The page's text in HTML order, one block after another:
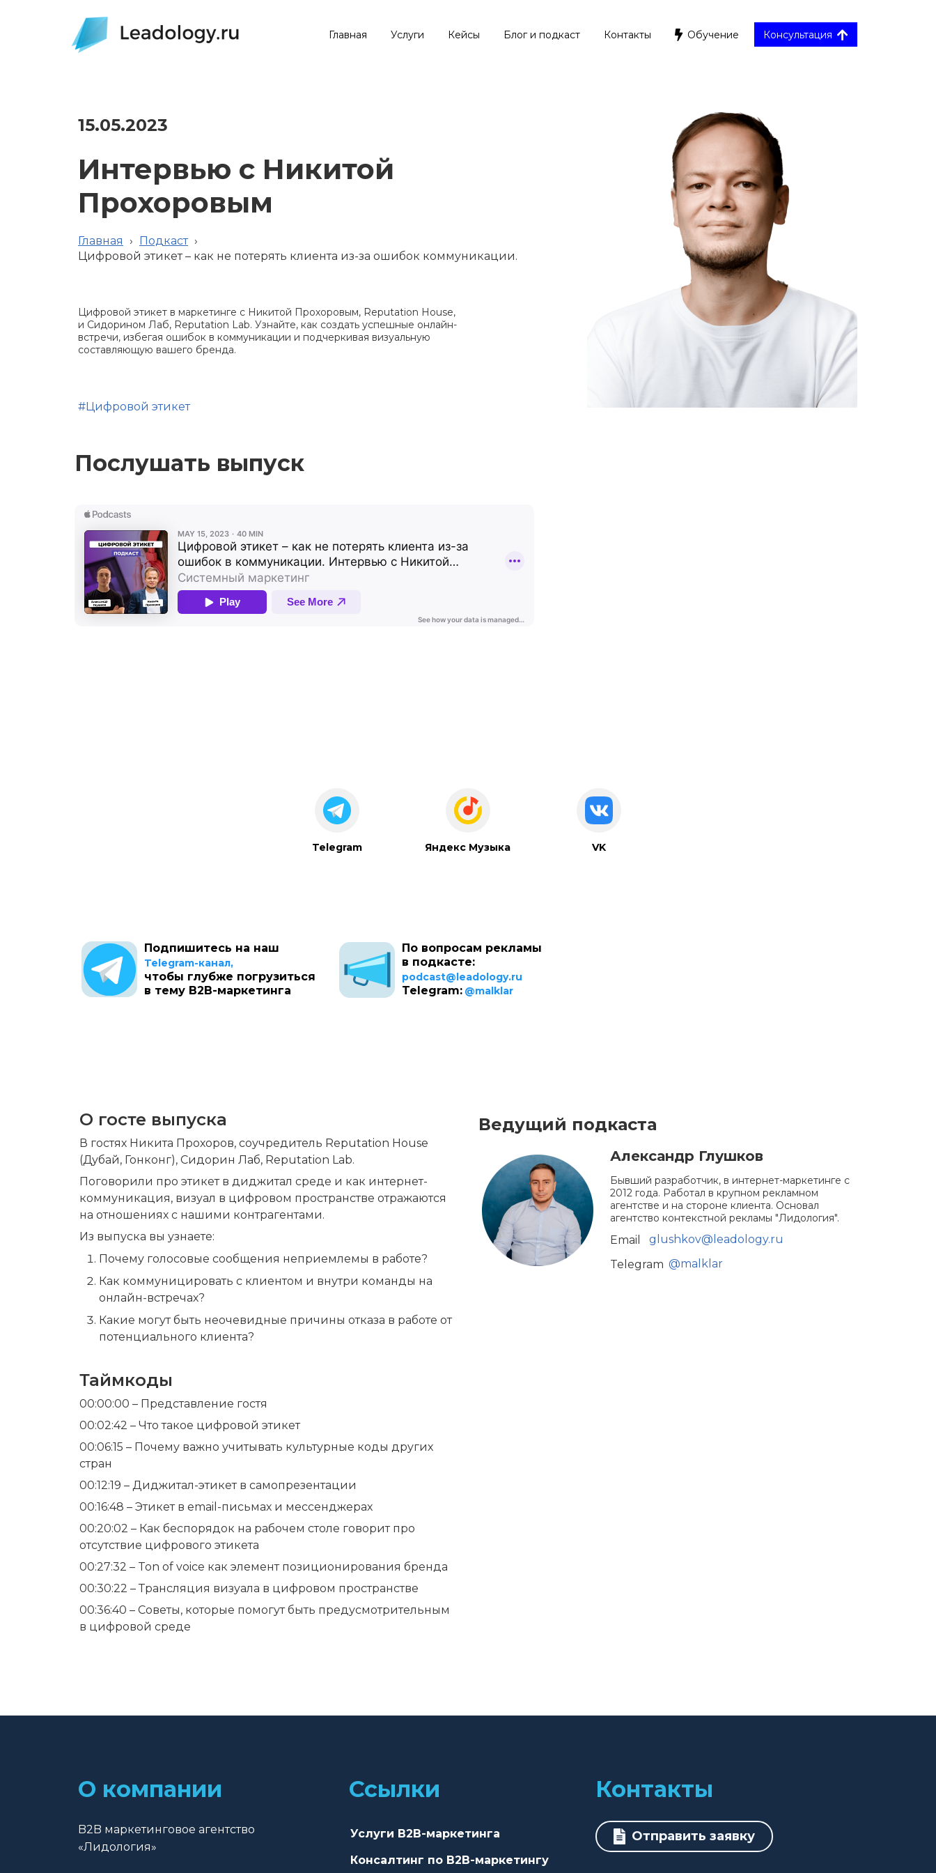
Главная Услуги Кейсы Блог и подкаст Контакты Обучение Консультация
15.05.2023
Интервью с Никитой
Прохоровым
Главная › Подкаст ›
Цифровой этикет – как не потерять клиента из-за ошибок коммуникации.
Цифровой этикет в маркетинге с Никитой Прохоровым, Reputation House,
и Cидорином Лаб, Reputation Lab. Узнайте, как создать успешные онлайн-
встречи, избегая ошибок в коммуникации и подчеркивая визуальную
составляющую вашего бренда.
#Цифровой этикет
Послушать выпуск
Telegram Яндекс Музыка VK
Подпишитесь на наш
Telegram-канал,
чтобы глубже погрузиться
в тему B2B-маркетинга
По вопросам рекламы
в подкасте:
podcast@leadology.ru
Telegram: @malklar
О госте выпуска
В гостях Никита Прохоров, соучредитель Reputation House
(Дубай, Гонконг), Cидорин Лаб, Reputation Lab.
Поговорили про этикет в диджитал среде и как интернет-
коммуникация, визуал в цифровом пространстве отражаются
на отношениях с нашими контрагентами.
Из выпуска вы узнаете:
Почему голосовые сообщения неприемлемы в работе?
Как коммуницировать с клиентом и внутри команды на
онлайн-встречах?
Какие могут быть неочевидные причины отказа в работе от
потенциального клиента?
Таймкоды
00:00:00 – Представление гостя
00:02:42 – Что такое цифровой этикет
00:06:15 – Почему важно учитывать культурные коды других
стран
00:12:19 – Диджитал-этикет в самопрезентации
00:16:48 – Этикет в email-письмах и мессенджерах
00:20:02 – Как беспорядок на рабочем столе говорит про
отсутствие цифрового этикета
00:27:32 – Ton of voice как элемент позиционирования бренда
00:30:22 – Трансляция визуала в цифровом пространстве
00:36:40 – Советы, которые помогут быть предусмотрительным
в цифровой среде
Ведущий подкаста
Александр Глушков
Бывший разработчик, в интернет-маркетинге с
2012 года. Работал в крупном рекламном
агентстве и на стороне клиента. Основал
агентство контекстной рекламы "Лидология".
Email
glushkov@leadology.ru
Telegram @malklar
О компании
B2B маркетинговое агентство
«Лидология»
Ссылки
Услуги B2B-маркетинга
Консалтинг по B2B-маркетингу
Контакты
Отправить заявку